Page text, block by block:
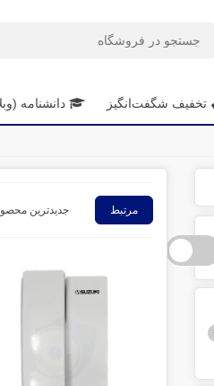
تخفیف شگفت‌انگیز دانشنامه
مرتبط جدیدترین